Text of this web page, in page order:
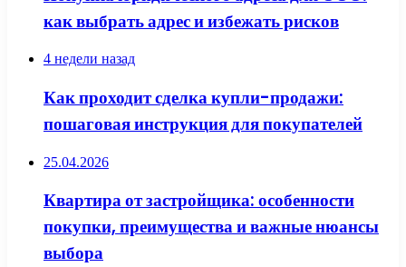
как выбрать адрес и избежать рисков
4 недели назад
Как проходит сделка купли-продажи:
пошаговая инструкция для покупателей
25.04.2026
Квартира от застройщика: особенности
покупки, преимущества и важные нюансы
выбора